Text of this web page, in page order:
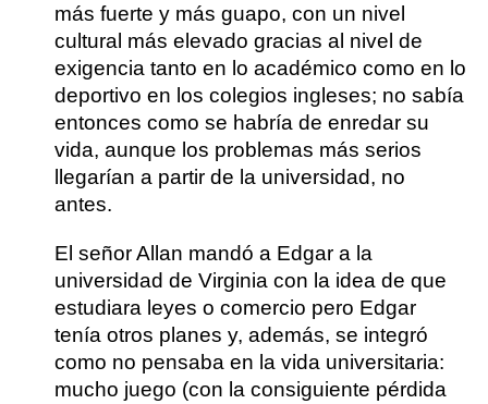
más fuerte y más guapo, con un nivel
cultural más elevado gracias al nivel de
exigencia tanto en lo académico como en lo
deportivo en los colegios ingleses; no sabía
entonces como se habría de enredar su
vida, aunque los problemas más serios
llegarían a partir de la universidad, no
antes.
El señor Allan mandó a Edgar a la
universidad de Virginia con la idea de que
estudiara leyes o comercio pero Edgar
tenía otros planes y, además, se integró
como no pensaba en la vida universitaria:
mucho juego (con la consiguiente pérdida